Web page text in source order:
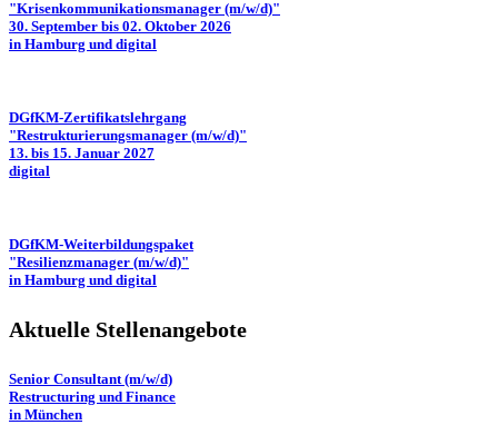
"Krisenkommunikationsmanager (m/w/d)"
30. September bis 02. Oktober 2026
in Hamburg und digital
DGfKM-Zertifikatslehrgang
"Restrukturierungsmanager (m/w/d)"
13. bis 15. Januar 2027
digital
DGfKM-Weiterbildungspaket
"Resilienzmanager (m/w/d)"
in Hamburg und digital
Aktuelle Stellenangebote
Senior Consultant (m/w/d)
Restructuring und Finance
in München